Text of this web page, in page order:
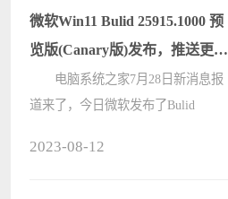
决方法介绍，一起来看看吧！
W????
微软Win11 Bulid 25915.1000 预
览版(Canary版)发布，推送更新
日志！
电脑系统之家7月28日新消息报
道来了，今日微软发布了Bulid
2023-08-12